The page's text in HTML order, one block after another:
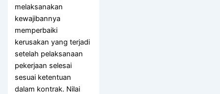
melaksanakan
kewajibannya
memperbaiki
kerusakan yang terjadi
setelah pelaksanaan
pekerjaan selesai
sesuai ketentuan
dalam kontrak. Nilai